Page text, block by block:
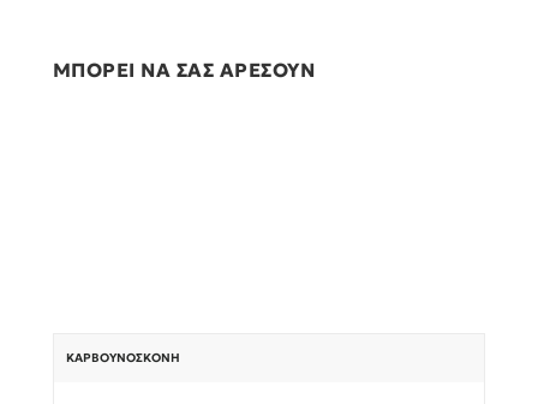
ΜΠΟΡΕΙ ΝΑ ΣΑΣ ΑΡΕΣΟΥΝ
ΚΑΡΒΟΥΝΌΣΚΟΝΗ